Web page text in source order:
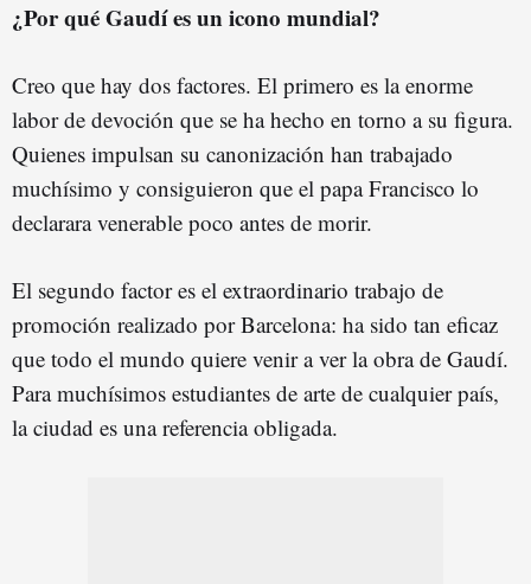
¿Por qué Gaudí es un icono mundial?
Creo que hay dos factores. El primero es la enorme
labor de devoción que se ha hecho en torno a su figura.
Quienes impulsan su canonización han trabajado
muchísimo y consiguieron que el papa Francisco lo
declarara venerable poco antes de morir.
El segundo factor es el extraordinario trabajo de
promoción realizado por Barcelona: ha sido tan eficaz
que todo el mundo quiere venir a ver la obra de Gaudí.
Para muchísimos estudiantes de arte de cualquier país,
la ciudad es una referencia obligada.